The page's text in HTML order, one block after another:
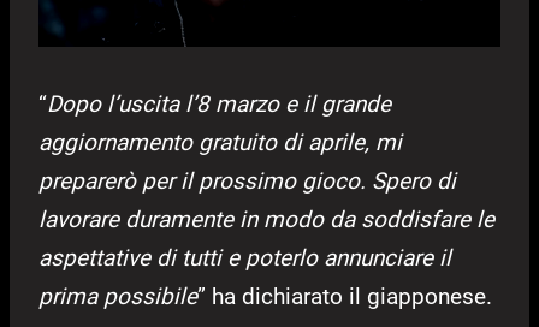
“Dopo l’uscita l’8 marzo e il grande
aggiornamento gratuito di aprile, mi
preparerò per il prossimo gioco. Spero di
lavorare duramente in modo da soddisfare le
aspettative di tutti e poterlo annunciare il
prima possibile” ha dichiarato il giapponese.